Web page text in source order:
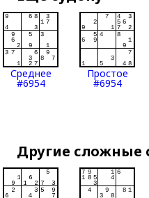
Среднее
#6954
Простое
#6954
Другие сложные